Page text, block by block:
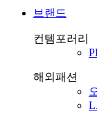
브랜드
컨템포러리
해외패션